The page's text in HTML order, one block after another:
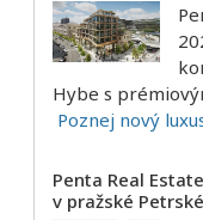
Hybe s
Poznej nový
Penta Real
v pražské